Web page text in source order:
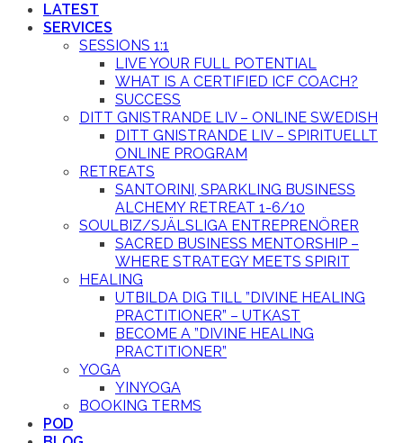
LATEST
SERVICES
SESSIONS 1:1
LIVE YOUR FULL POTENTIAL
WHAT IS A CERTIFIED ICF COACH?
SUCCESS
DITT GNISTRANDE LIV – ONLINE SWEDISH
DITT GNISTRANDE LIV – SPIRITUELLT
ONLINE PROGRAM
RETREATS
SANTORINI, SPARKLING BUSINESS
ALCHEMY RETREAT 1-6/10
SOULBIZ/SJÄLSLIGA ENTREPRENÖRER
SACRED BUSINESS MENTORSHIP –
WHERE STRATEGY MEETS SPIRIT
HEALING
UTBILDA DIG TILL ”DIVINE HEALING
PRACTITIONER” – UTKAST
BECOME A ”DIVINE HEALING
PRACTITIONER”
YOGA
YINYOGA
BOOKING TERMS
POD